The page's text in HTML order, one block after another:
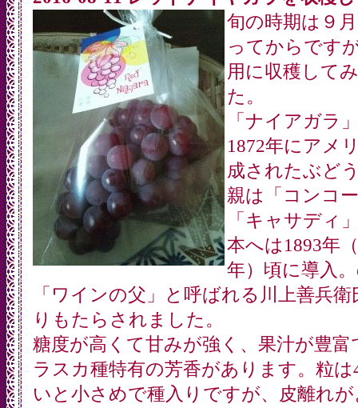
旬の時期は９
ってからです
用に収穫して
た。
「ナイアガラ
1872年にアメ
成されたぶど
親は「コンコ
「キャサディ
本へは1893年
年）頃に導入
「ワインの父」と呼ばれる川上善兵
りもたらされました。
糖度が高くて甘みが強く、果汁が豊富
ラスカ種特有の芳香があります。粒は
いと小さめで種入りですが、皮離れ